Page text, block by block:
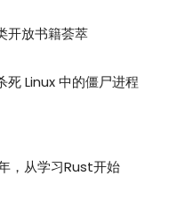
开放书籍荟萃
死 Linux 中的僵尸进程
，从学习Rust开始